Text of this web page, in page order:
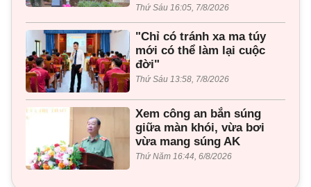
Thứ Sáu 16:05, 7/8/2026
"Chỉ có tránh xa ma túy
mới có thể làm lại cuộc
đời"
Thứ Sáu 13:58, 7/8/2026
Xem công an bắn súng
giữa màn khói, vừa bơi
vừa mang súng AK
Thứ Năm 16:44, 6/8/2026